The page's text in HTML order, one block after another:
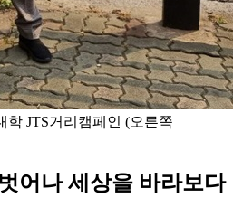
학 JTS거리캠페인 (오른쪽
어나 세상을 바라보다